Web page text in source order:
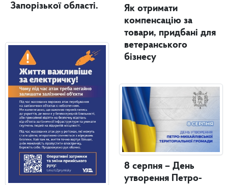
Запорізької області.
Як отримати
компенсацію за
товари, придбані для
ветеранського
бізнесу
8 серпня – День
утворення Петро-